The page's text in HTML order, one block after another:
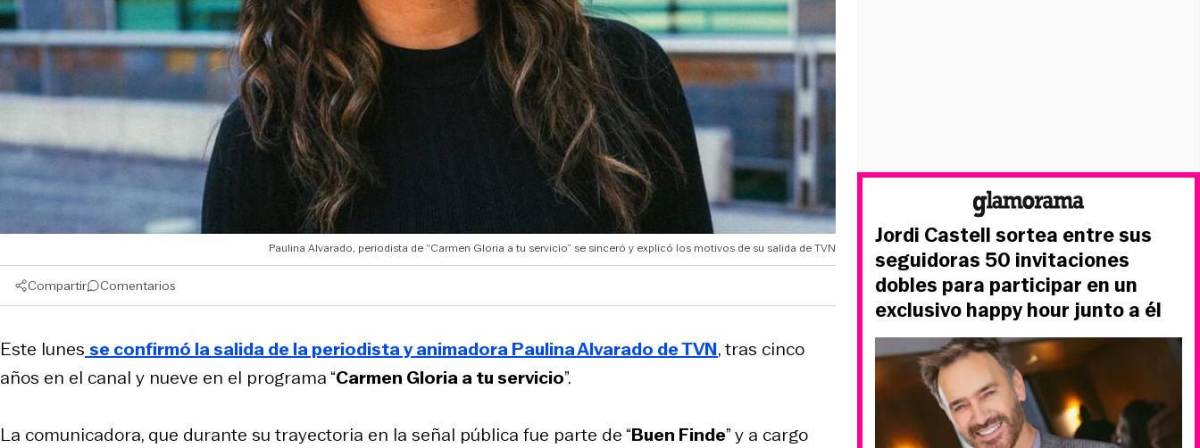
Paulina Alvarado, periodista de “Carmen Gloria a tu servicio” se sinceró y explicó los motivos de su salida de TVN
Compartir Comentarios
Este lunes se confirmó la salida de la periodista y animadora Paulina Alvarado de TVN, tras cinco
años en el canal y nueve en el programa “Carmen Gloria a tu servicio”.
La comunicadora, que durante su trayectoria en la señal pública fue parte de “Buen Finde” y a cargo
Jordi Castell sortea entre sus
seguidoras 50 invitaciones
dobles para participar en un
exclusivo happy hour junto a él